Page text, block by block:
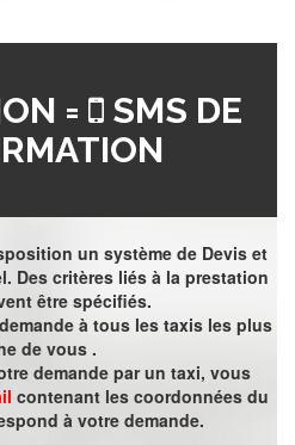
=
SMS DE
un système de Devis et
Des critères liés à la prestation
être spécifiés.
à tous les taxis les plus
de vous .
demande par un taxi, vous
contenant les coordonnées du
à votre demande.